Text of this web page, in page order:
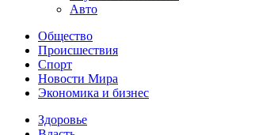
Авто
Общество
Происшествия
Спорт
Новости Мира
Экономика и бизнес
Здоровье